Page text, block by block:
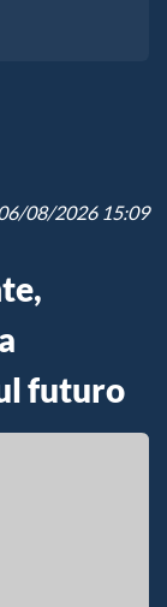
08/2026 15:09
futuro